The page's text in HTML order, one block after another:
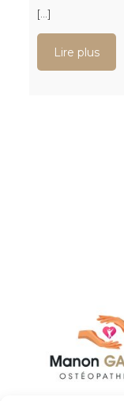
[…]
Lire plus